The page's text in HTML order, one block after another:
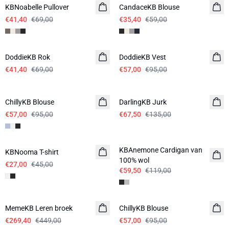
KBNoabelle Pullover
€41,40 €69,00
CandaceKB Blouse
€35,40 €59,00
-40%
DoddieKB Rok
€41,40 €69,00
-40%
DoddieKB Vest
€57,00 €95,00
ChillyKB Blouse
€57,00 €95,00
DarlingKB Jurk
€67,50 €135,00
-40%
KBNooma T-shirt
€27,00 €45,00
KBAnemone Cardigan van
100% wol
€59,50 €119,00
MemeKB Leren broek
€269,40 €449,00
-40%
ChillyKB Blouse
€57,00 €95,00